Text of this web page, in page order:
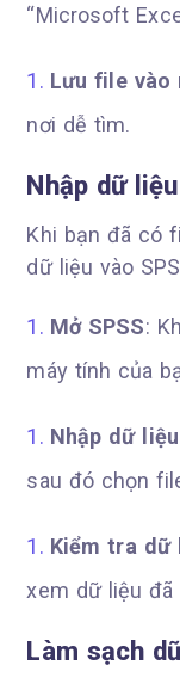
“Microsoft
Lưu file vào
nơi dễ tìm.
Nhập dữ
Khi bạn đã có
dữ liệu vào
Mở SPSS:
máy tính của
Nhập dữ liệu
sau đó chọn
Kiểm tra dữ
xem dữ liệu đã
Làm sạch